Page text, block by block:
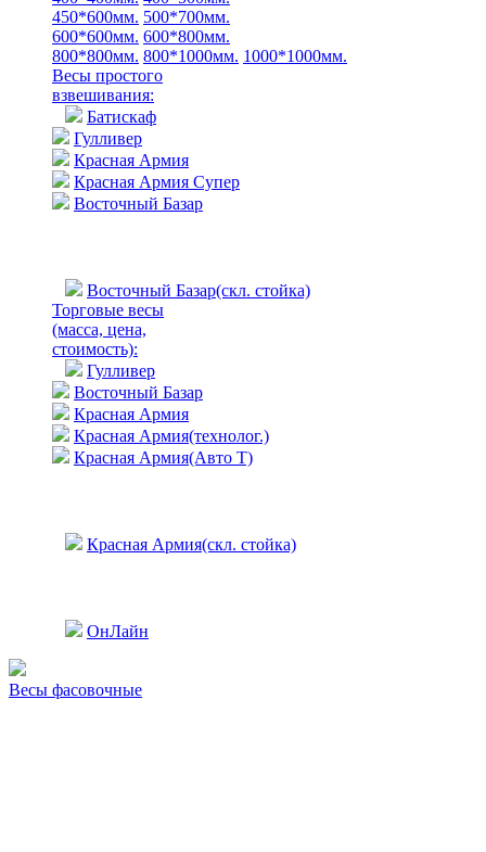
450*600мм. 500*700мм.
600*600мм. 600*800мм.
800*800мм. 800*1000мм. 1000*1000мм.
Весы простого
взвешивания:
Батискаф
Гулливер
Красная Армия
Красная Армия Супер
Восточный Базар
Восточный Базар(скл. стойка)
Торговые весы
(масса, цена,
стоимость):
Гулливер
Восточный Базар
Красная Армия
Красная Армия(технолог.)
Красная Армия(Авто Т)
Красная Армия(скл. стойка)
ОнЛайн
Весы фасовочные